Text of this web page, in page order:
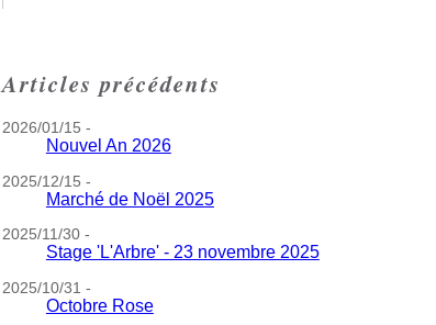
Articles précédents
2026/01/15 -
Nouvel An 2026
2025/12/15 -
Marché de Noël 2025
2025/11/30 -
Stage 'L'Arbre' - 23 novembre 2025
2025/10/31 -
Octobre Rose